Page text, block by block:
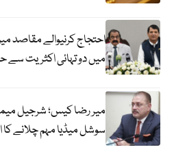
احتجاج کرنیوالے مقاصد
میں دو تہائی اکثریت سے
میر رضا کیس؛ شرجیل
سوشل میڈیا مہم چلانے کا